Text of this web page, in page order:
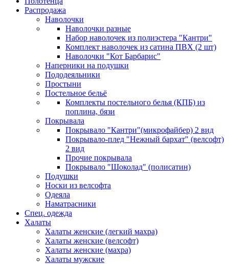
Распродажа
Наволочки
Наволочки разные
Набор наволочек из полиэстера "Кантри"
Комплект наволочек из сатина ПВХ (2 шт)
Наволочки "Кот Барбарис"
Наперники на подушки
Пододеяльники
Простыни
Постельное бельё
Комплекты постельного белья (КПБ) из
поплина, бязи
Покрывала
Покрывало "Кантри"(микрофайбер) 2 вид
Покрывало-плед "Нежный бархат" (велсофт)
2 вид
Прочие покрывала
Покрывало "Шоколад" (полисатин)
Подушки
Носки из велсофта
Одеяла
Наматрасники
Спец. одежда
Халаты
Халаты женские (легкий махра)
Халаты женские (велсофт)
Халаты женские (махра)
Халаты мужские